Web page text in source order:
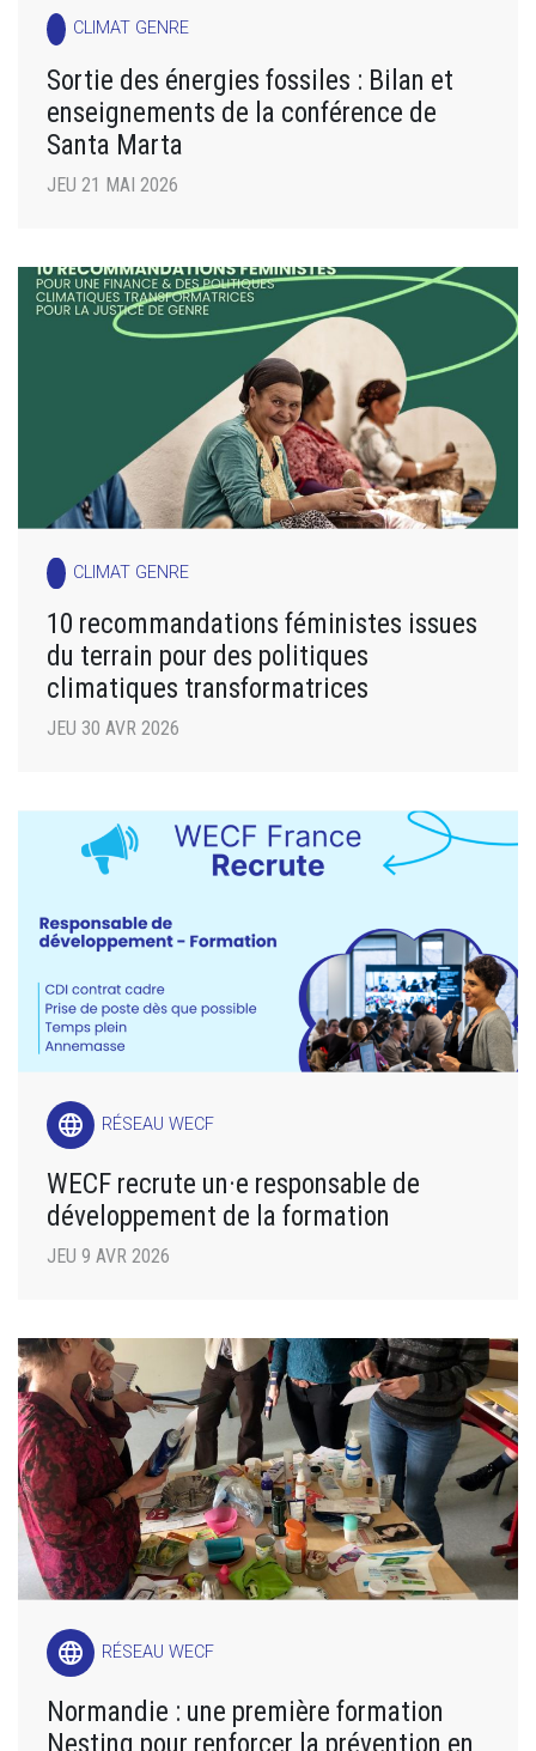
CLIMAT GENRE
Sortie des énergies fossiles : Bilan et
enseignements de la conférence de
Santa Marta
JEU 21 MAI 2026
CLIMAT GENRE
10 recommandations féministes issues
du terrain pour des politiques
climatiques transformatrices
JEU 30 AVR 2026
language RÉSEAU WECF
WECF recrute un·e responsable de
développement de la formation
JEU 9 AVR 2026
language RÉSEAU WECF
Normandie : une première formation
Nesting pour renforcer la prévention en